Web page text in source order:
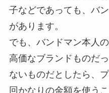
子などであっても、バ
があります。
でも、バンドマン本人
高価なブランドものだ
ないものだとしたら、
回かなりの金額を使う